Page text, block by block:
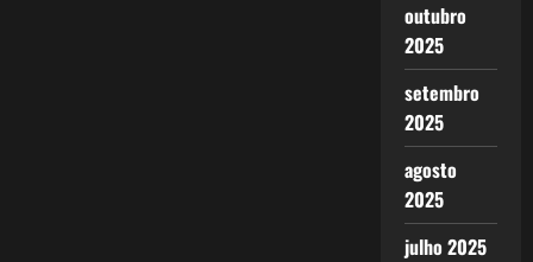
outubro
2025
setembro
2025
agosto
2025
julho 2025